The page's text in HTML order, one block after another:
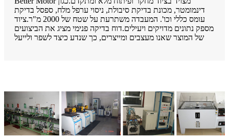
דינמומטר, מכונת בדיקת סיבולת, ניסוי ערפל מלח, ספסל בדיקת
עומס כללי וכו'. המעבדה משתרעת על שטח של 2000 מ"ר.ציוד
מספק נתונים מדויקים ויעילים.דוח בדיקה פנימי מציג את הביצועים
של המוצר שאנו מעצבים ומייצרים, כך שנדע כיצד לשפר ולייעל